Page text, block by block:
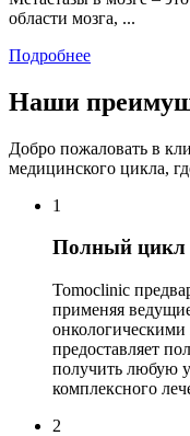
области мозга, ...
Подробнее
Наши
Добро пожаловать в
медицинского цикла,
1
Полный цикл
Tomoclinic
применяя
предоставляет
получить любую
комплексного
2